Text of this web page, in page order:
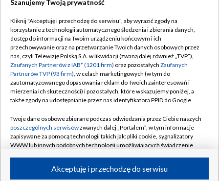
TVP
Abonament TVP
Emisja w TVP
Centrum informacji TVP
Naziemna Telewizja Cyfrowa
Rada Programowa
System NOS
Informacje o nadawcy
Program dla prasy
Regulamin TVP
Polityka prywatności
Moje zgody
Pomoc
Kontakt
Kanały
Szanujemy Twoją prywatność
Kliknij "Akceptuję i przechodzę do serwisu", aby wyrazić zgody na
korzystanie z technologii automatycznego śledzenia i zbierania danych,
dostęp do informacji na Twoim urządzeniu końcowym i ich
przechowywanie oraz na przetwarzanie Twoich danych osobowych przez
nas, czyli Telewizję Polską S.A. w likwidacji (zwaną dalej również „TVP”),
Zaufanych Partnerów z IAB* (1201 firm) oraz pozostałych Zaufanych
Partnerów TVP (93 firm), w celach marketingowych (w tym do
zautomatyzowanego dopasowania reklam do Twoich zainteresowań i
mierzenia ich skuteczności) i pozostałych, które wskazujemy poniżej, a
także zgody na udostępnianie przez nas identyfikatora PPID do Google.
Twoje dane osobowe zbierane podczas odwiedzania przez Ciebie naszych
poszczególnych serwisówzwanych dalej „Portalem”, w tym informacje
zapisywane za pomocą technologii takich jak: pliki cookie, sygnalizatory
WWW lub innych podobnych technologii umożliwiających świadczenie
ruchu w Internecie.Akceptuję i przechodzę do serwisu